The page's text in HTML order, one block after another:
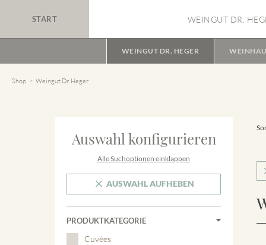
START WEINGUT DR.
WEINGUT DR. HEGER
Shop Weingut Dr. Heger
Auswahl konfigurieren
Alle Suchoptionen einklappen
AUSWAHL AUFHEBEN
PRODUKTKATEGORIE
Cuvées